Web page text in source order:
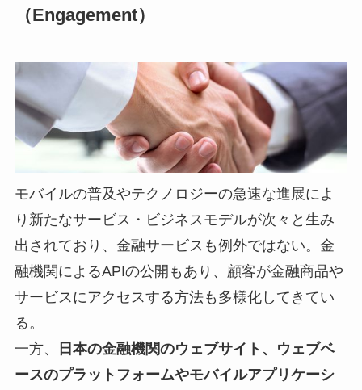
（Engagement）
モバイルの普及やテクノロジーの急速な進展によ
り新たなサービス・ビジネスモデルが次々と生み
出されており、金融サービスも例外ではない。金
融機関によるAPIの公開もあり、顧客が金融商品や
サービスにアクセスする方法も多様化してきてい
る。
一方、
日本の金融機関のウェブサイト、ウェブベ
ースのプラットフォームやモバイルアプリケーシ